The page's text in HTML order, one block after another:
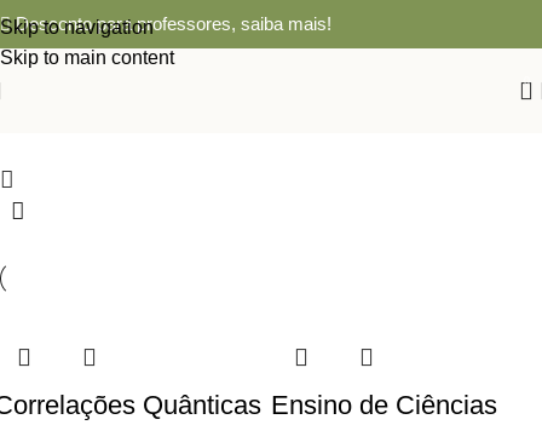
Skip to navigation
Skip to main content
Desconto para professores, saiba mais!
0
Quânticas Ensino de Ciências